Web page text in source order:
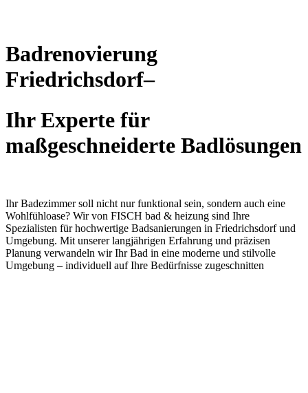
Badrenovierung
Friedrichsdorf–
Ihr Experte für
maßgeschneiderte Badlösungen
Ihr Badezimmer soll nicht nur funktional sein, sondern auch eine
Wohlfühloase? Wir von FISCH bad & heizung sind Ihre
Spezialisten für hochwertige Badsanierungen in Friedrichsdorf und
Umgebung. Mit unserer langjährigen Erfahrung und präzisen
Planung verwandeln wir Ihr Bad in eine moderne und stilvolle
Umgebung – individuell auf Ihre Bedürfnisse zugeschnitten